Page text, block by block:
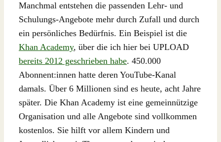
Manchmal entstehen die passenden Lehr- und
Schulungs-Angebote mehr durch Zufall und durch
ein persönliches Bedürfnis. Ein Beispiel ist die
Khan Academy, über die ich hier bei UPLOAD
bereits 2012 geschrieben habe. 450.000
Abonnent:innen hatte deren YouTube-Kanal
damals. Über 6 Millionen sind es heute, acht Jahre
später. Die Khan Academy ist eine gemeinnützige
Organisation und alle Angebote sind vollkommen
kostenlos. Sie hilft vor allem Kindern und